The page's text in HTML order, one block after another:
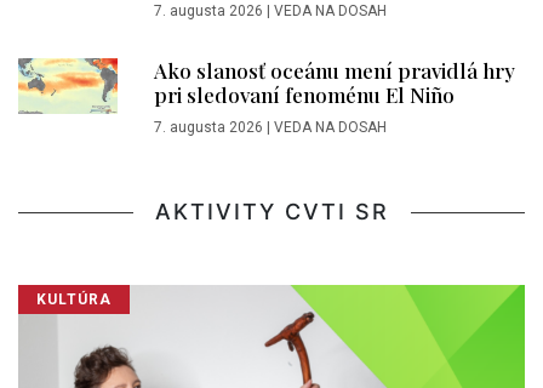
7. augusta 2026 | VEDA NA DOSAH
Ako slanosť oceánu mení pravidlá hry
pri sledovaní fenoménu El Niño
7. augusta 2026 | VEDA NA DOSAH
AKTIVITY CVTI SR
KULTÚRA